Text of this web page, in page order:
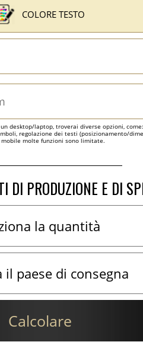
COLORE TESTO
desktop/laptop, troverai diverse opzioni,
regolazione dei testi (posizionamento/
mobile molte funzioni sono limitate.
DI PRODUZIONE E DI
Calcolare